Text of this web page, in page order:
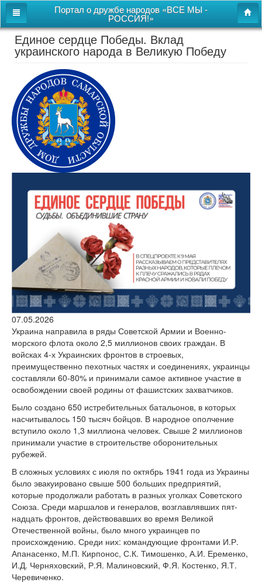
Портал о дружбе народов «ВСЕ МЫ -
РОССИЯ!»
Главная
Новости
СВОи
Этнокультурная карта
Казачий центр
Детям
Видео
Карта сайта
Перейти к полной
версии сайта
Единое сердце Победы. Вклад
украинского народа в Великую Победу
07.05.2026
Украина направила в ряды Советской Армии и Воен­но-
морского флота около 2,5 миллионов своих граж­дан. В
войсках 4-х Украинских фронтов в строевых,
преимущественно пехотных частях и соединениях, украинцы
составляли 60-80% и принимали самое ак­тивное участие в
освобождении своей родины от фа­шистских захватчиков.
Было создано 650 истреби­тельных батальонов, в которых
насчитывалось 150 тысяч бойцов. В народное ополчение
вступило около 1,3 миллиона человек. Свыше 2 миллионов
принимали участие в строительстве оборонительных
рубежей.
В сложных условиях с июля по октябрь 1941 года из Украины
было эвакуировано свыше 500 больших предприятий,
которые продолжали работать в разных уголках Советского
Союза. Среди маршалов и генералов, возглавлявших пят­
надцать фронтов, действовавших во время Ве­ликой
Отечественной войны, было много украинцев по
происхождению. Среди них: командующие фронта­ми И.Р.
Апанасенко, М.П. Кирпонос, С.К. Тимошенко, А.И. Еременко,
И.Д. Черняховский, Р.Я. Малиновский, Ф.Я. Костенко, Я.Т.
Черевиченко.